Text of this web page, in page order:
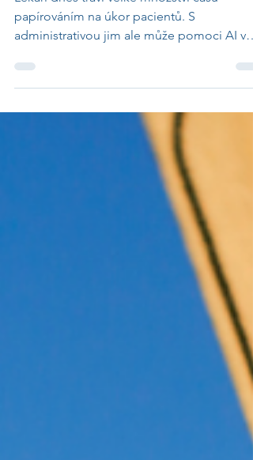
AI v ordinacích: Zrychlení
administrativy a vyšší kapacita
lékařů
Lékaři dnes tráví velké množství času
papírováním na úkor pacientů. S
administrativou jim ale může pomoci AI v
ordinacích. Během vyšetření tento systém
tiše poslouchá rozhovor a rovnou z něj